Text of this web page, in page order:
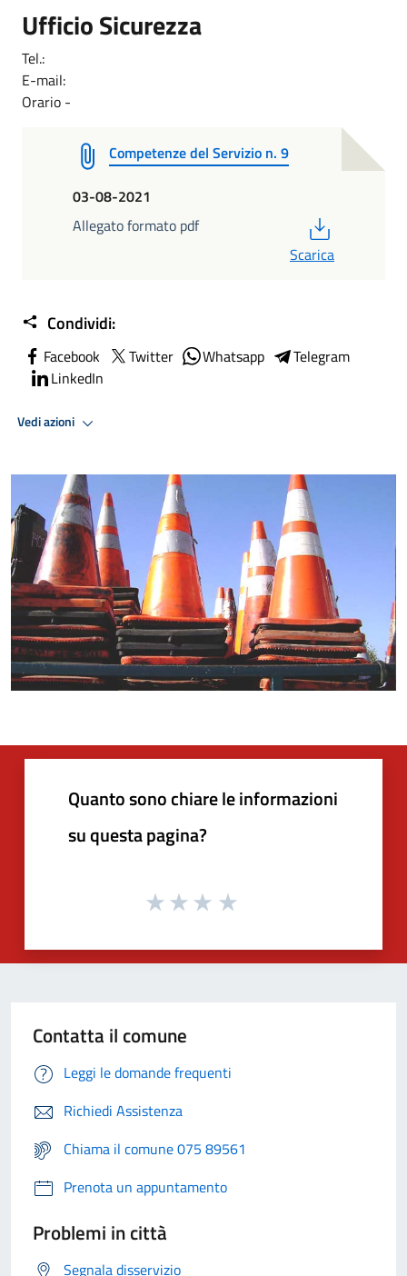
Ufficio Sicurezza
Tel.:
E-mail:
Orario -
Competenze del Servizio n. 9
03-08-2021
Allegato formato pdf
Scarica
Condividi:
Facebook Twitter Whatsapp
Telegram
LinkedIn
Vedi azioni
Quanto sono chiare le informazioni
su questa pagina?
Contatta il comune
Leggi le domande frequenti
Richiedi Assistenza
Chiama il comune 075 89561
Prenota un appuntamento
Problemi in città
Segnala disservizio